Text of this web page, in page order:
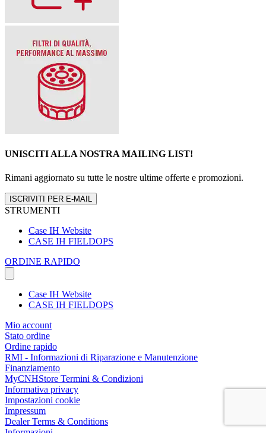
UNISCITI ALLA NOSTRA MAILING LIST!
Rimani aggiornato su tutte le nostre ultime offerte e promozioni.
ISCRIVITI PER E-MAIL
STRUMENTI
Case IH Website
CASE IH FIELDOPS
ORDINE RAPIDO
Case IH Website
CASE IH FIELDOPS
Mio account
Stato ordine
Ordine rapido
RMI - Informazioni di Riparazione e Manutenzione
Finanziamento
MyCNHStore Termini & Condizioni
Informativa privacy
Impostazioni cookie
Impressum
Dealer Terms & Conditions